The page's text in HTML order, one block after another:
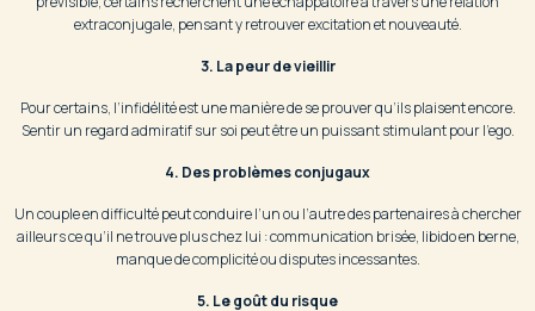
extraconjugale, pensant y retrouver excitation et nouveauté.
3. La peur de vieillir
Pour certains, l’infidélité est une manière de se prouver qu’ils plaisent encore.
Sentir un regard admiratif sur soi peut être un puissant stimulant pour l’ego.
4. Des problèmes conjugaux
Un couple en difficulté peut conduire l’un ou l’autre des partenaires à chercher
ailleurs ce qu’il ne trouve plus chez lui : communication brisée, libido en berne,
manque de complicité ou disputes incessantes.
5. Le goût du risque